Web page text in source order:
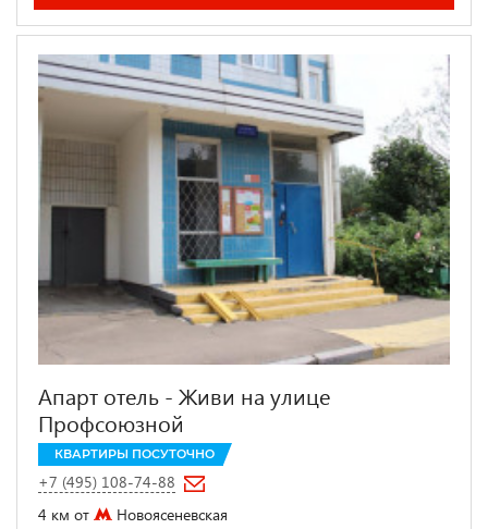
Апарт отель - Живи на улице
Профсоюзной
КВАРТИРЫ ПОСУТОЧНО
+7 (495) 108-74-88
4 км от
Новоясеневская